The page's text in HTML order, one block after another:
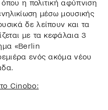
η πολιτική αφύπνιση
μέσω μουσικής
δε λείπουν και τα
με τα κεφάλαια 3
«Berlin
ενός ακόμα νέου
Cinobo: